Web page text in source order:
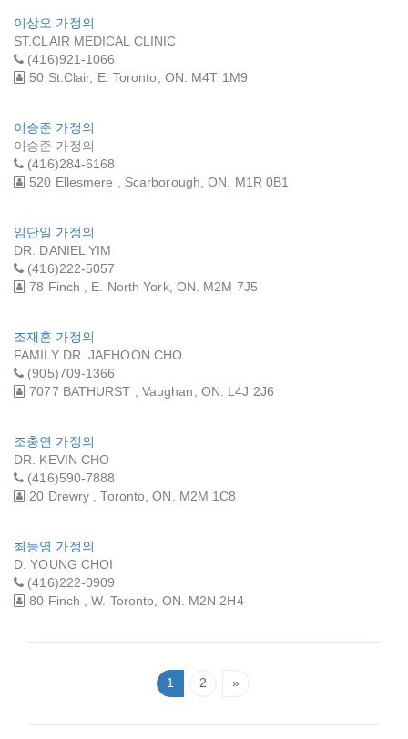
이상오 가정의
ST.CLAIR MEDICAL CLINIC
(416)921-1066
50 St.Clair, E. Toronto, ON. M4T 1M9
이승준 가정의
이승준 가정의
(416)284-6168
520 Ellesmere , Scarborough, ON. M1R 0B1
임단일 가정의
DR. DANIEL YIM
(416)222-5057
78 Finch , E. North York, ON. M2M 7J5
조재훈 가정의
FAMILY DR. JAEHOON CHO
(905)709-1366
7077 BATHURST , Vaughan, ON. L4J 2J6
조충연 가정의
DR. KEVIN CHO
(416)590-7888
20 Drewry , Toronto, ON. M2M 1C8
최등영 가정의
D. YOUNG CHOI
(416)222-0909
80 Finch , W. Toronto, ON. M2N 2H4
1 2 »